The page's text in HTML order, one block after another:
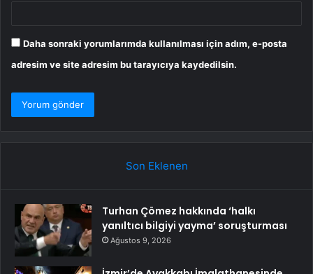
Daha sonraki yorumlarımda kullanılması için adım, e-posta
adresim ve site adresim bu tarayıcıya kaydedilsin.
Son Eklenen
Turhan Çömez hakkında ‘halkı
yanıltıcı bilgiyi yayma’ soruşturması
Ağustos 9, 2026